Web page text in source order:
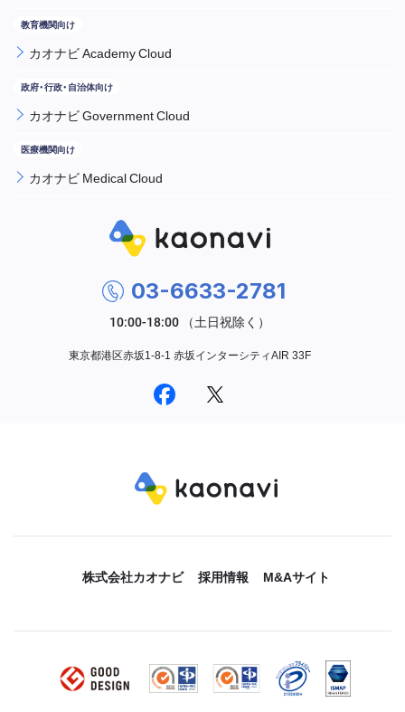
カオナビ Academy Cloud
カオナビ Government Cloud
カオナビ Medical Cloud
03-6633-2781
東京都港区赤坂1-8-1 赤坂インターシティAIR 33F
株式会社カオナビ 採用情報 M&Aサイト